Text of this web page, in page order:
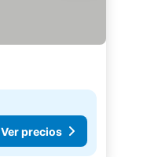
Ver precios